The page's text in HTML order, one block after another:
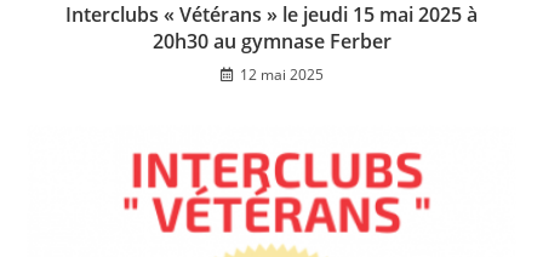
Interclubs « Vétérans » le jeudi 15 mai 2025 à
20h30 au gymnase Ferber
12 mai 2025